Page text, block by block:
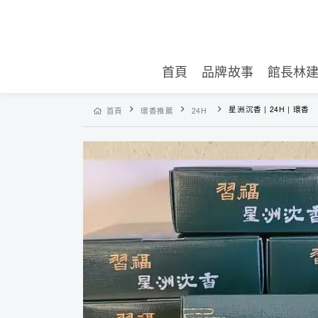
首頁 品牌故事 館長林
首頁 環香推薦 24H 星洲沉香 | 24H | 環香